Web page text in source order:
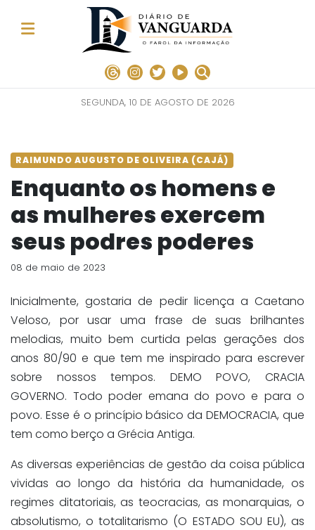
SEGUNDA, 10 DE AGOSTO DE 2026
RAIMUNDO AUGUSTO DE OLIVEIRA (CAJÁ)
Enquanto os homens e
as mulheres exercem
seus podres poderes
08 de maio de 2023
Inicialmente, gostaria de pedir licença a Caetano
Veloso, por usar uma frase de suas brilhantes
melodias, muito bem curtida pelas gerações dos
anos 80/90 e que tem me inspirado para escrever
sobre nossos tempos. DEMO POVO, CRACIA
GOVERNO. Todo poder emana do povo e para o
povo. Esse é o princípio básico da DEMOCRACIA, que
tem como berço a Grécia Antiga.
As diversas experiências de gestão da coisa pública
vividas ao longo da história da humanidade, os
regimes ditatoriais, as teocracias, as monarquias, o
absolutismo, o totalitarismo (O ESTADO SOU EU), as